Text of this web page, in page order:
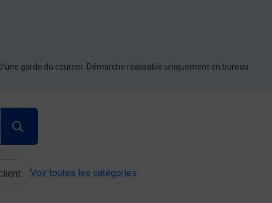
garde du courrier. Démarche réalisable uniquement en bureau
Voir toutes les catégories